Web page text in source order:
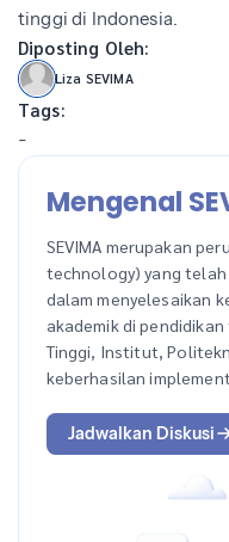
tinggi di Indonesia.
Diposting Oleh:
Liza SEVIMA
Tags:
-
Mengenal
SEVIMA merupakan
technology) yang
dalam menyelesaikan
akademik di
Tinggi, Institut,
keberhasilan
Jadwalkan Diskusi